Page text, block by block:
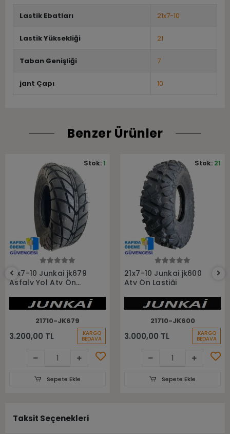
Lastik Ebatları 21x7-10
Lastik Yüksekliği 21
Taban Genişliği 7
jant Çapı 10
Benzer Ürünler
21x7-10 Junkai jk679
Asfaly Yol Atv Ön
21710-JK679
3.200,00 TL KARGO
BEDAVA
Stok:1
Sepete Ekle
21x7-10 Junkai jk600
Atv Ön Lastiği
21710-JK600
3.000,00 TL KARGO
BEDAVA
Stok: 21
Sepete Ekle
Taksit Seçenekleri